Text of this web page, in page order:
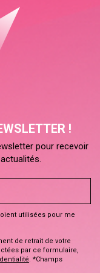
!
pour recevoir
utilisées pour me
de retrait de votre
par ce formulaire,
. *Champs